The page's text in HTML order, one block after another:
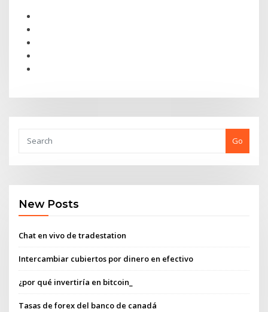
Go
New Posts
Chat en vivo de tradestation
Intercambiar cubiertos por dinero en efectivo
¿por qué invertiría en bitcoin_
Tasas de forex del banco de canadá